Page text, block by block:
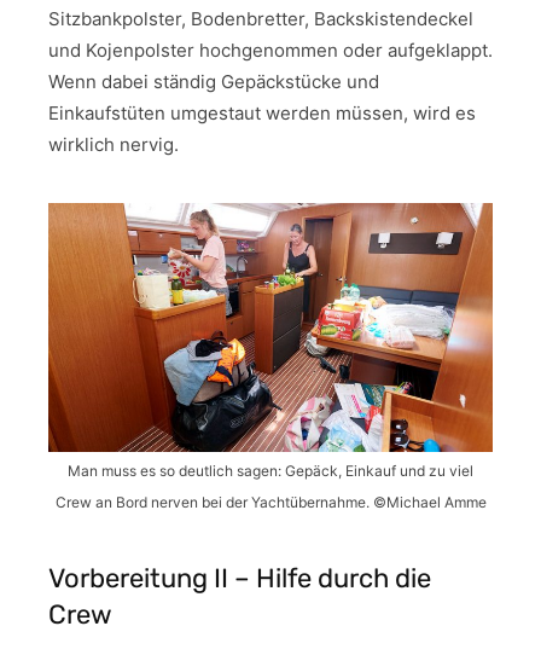
Sitzbankpolster, Bodenbretter, Backskistendeckel
und Kojenpolster hochgenommen oder aufgeklappt.
Wenn dabei ständig Gepäckstücke und
Einkaufstüten umgestaut werden müssen, wird es
wirklich nervig.
Man muss es so deutlich sagen: Gepäck, Einkauf und zu viel
Crew an Bord nerven bei der Yachtübernahme. ©Michael Amme
Vorbereitung II – Hilfe durch die
Crew